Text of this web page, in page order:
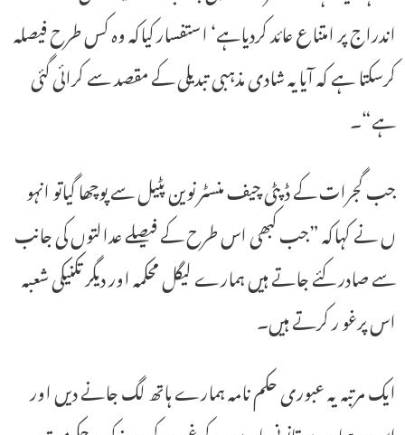
اندراج پر امتناع عائد کردیاہے‘ استفسار کیاکہ وہ کس طرح فیصلہ
کرسکتا ہے کہ آیایہ شادی مذہبی تبدیلی کے مقصد سے کرائی گئی
ہے“۔
جب گجرات کے ڈپٹی چیف منسٹر نوین پٹیل سے پوچھا گیاتو انہو
ں نے کہاکہ ”جب کبھی اس طرح کے فیصلے عدالتوں کی جانب
سے صادر کئے جاتے ہیں ہمارے لیگل محکمہ اور دیگر تکنیکی شعبہ
اس پرغو ر کرتے ہیں۔
ایک مرتبہ یہ عبوری حکم نامہ ہمارے ہاتھ لگ جانے دیں اور